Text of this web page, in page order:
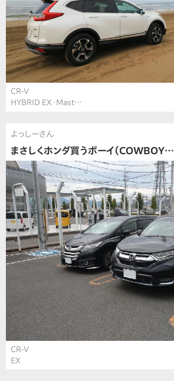
CR-V
HYBRID EX・Mast…
よっしーさん
まさしくホンダ買うボーイ（COWBOY…
CR-V
EX